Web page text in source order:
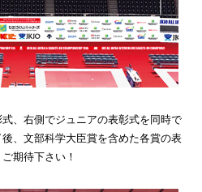
、右側でジュニアの表彰式を同時で
、文部科学大臣賞を含めた各賞の表
期待下さい！